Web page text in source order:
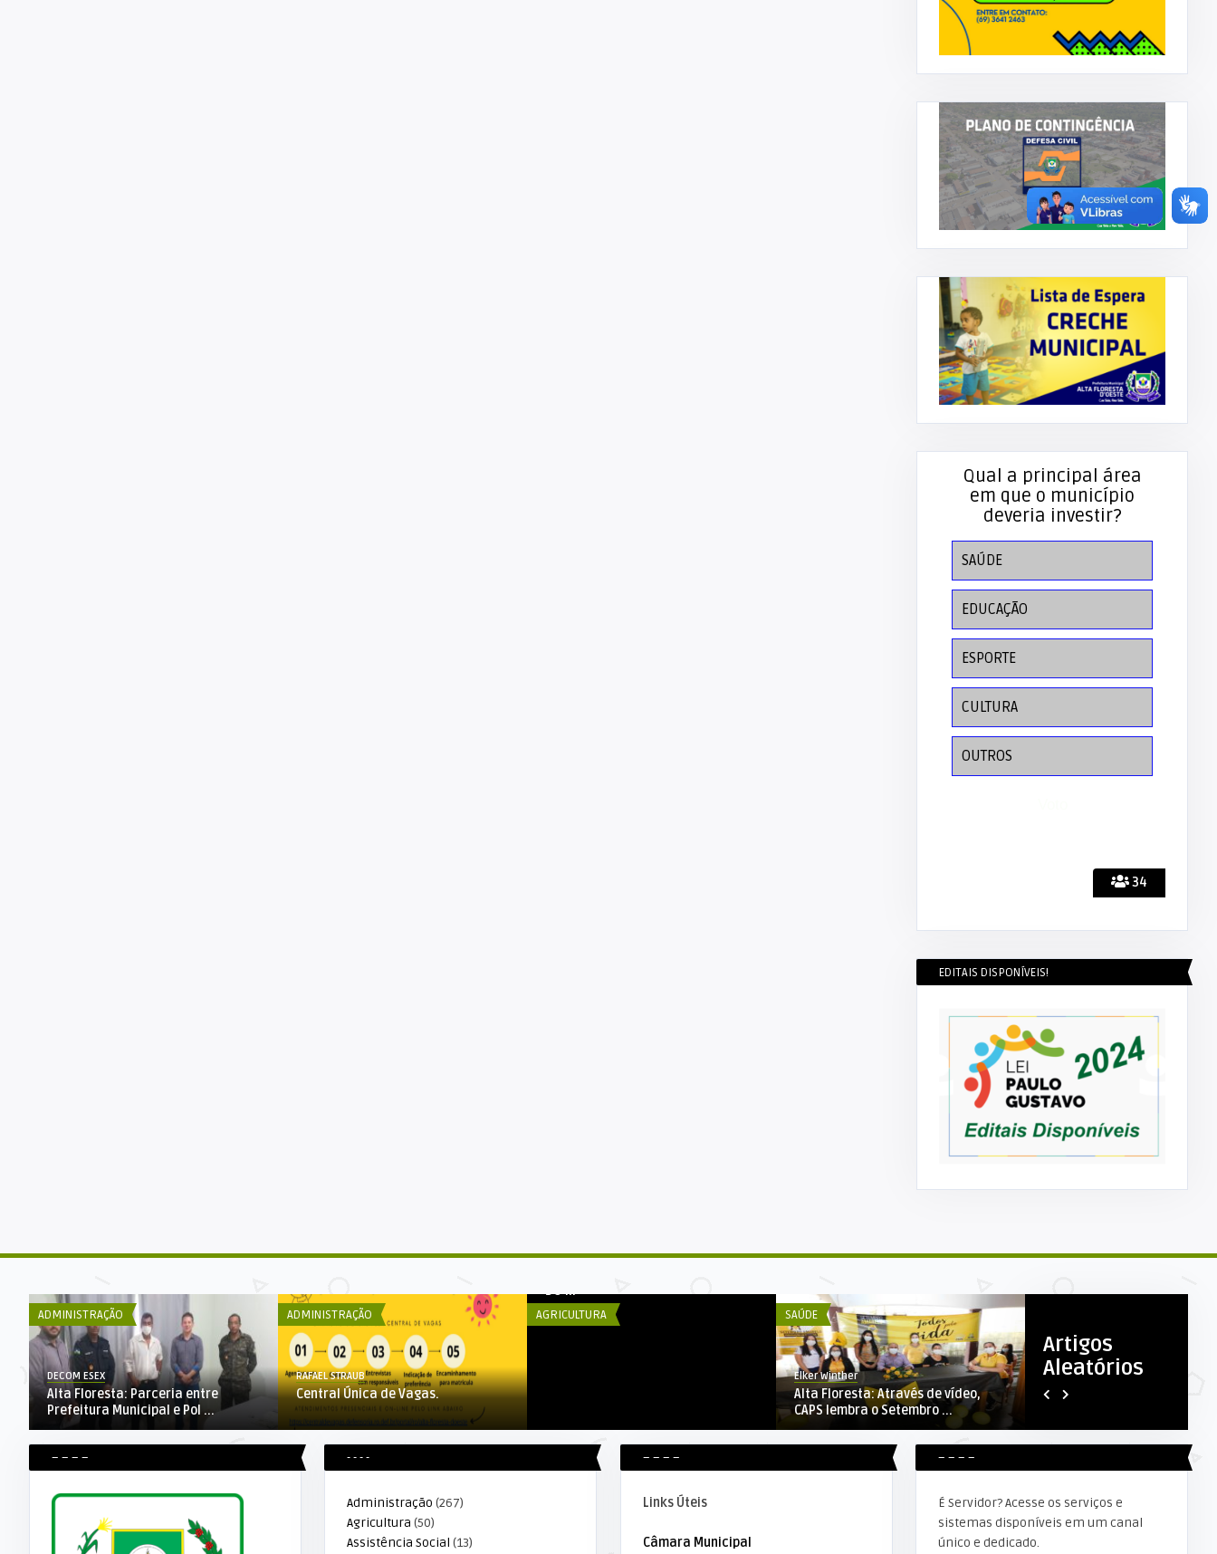
34
Qual a principal área
em que o município
deveria investir?
SAÚDE
EDUCAÇÃO
ESPORTE
CULTURA
OUTROS
EDITAIS DISPONÍVEIS!
Artigos
Aleatórios
ADMINISTRAÇÃO
DECOM ESEX
Alta Floresta: Parceria entre
Prefeitura Municipal e Pol ...
ADMINISTRAÇÃO
RAFAEL STRAUB
Central Única de Vagas.
AGRICULTURA
SEMAGRI EM PARCERIA COM
DO ...
SAÚDE
Elker Winther
Alta Floresta: Através de vídeo,
CAPS lembra o Setembro ...
Elker Winther
EDITAL DE CHAMAMENTO
– – – – - - - -
Administração (267)
Agricultura (50)
Assistência Social (13)
– – – –
Links Úteis
Câmara Municipal
– – – –
É Servidor? Acesse os serviços e
sistemas disponíveis em um canal
único e dedicado.